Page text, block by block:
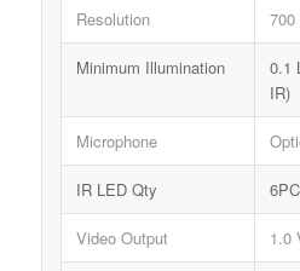
Resolution 700
Minimum Illumination
0.1
IR)
Microphone
IR LED Qty
Video Output 1.0